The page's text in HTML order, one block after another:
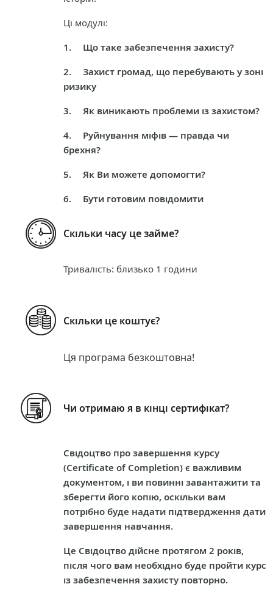
Ці модулі:
1.
Що таке забезпечення захисту?
2.
Захист громад, що перебувають у зоні
ризику
3.
Як виникають проблеми із захистом?
4.
Руйнування міфів — правда чи
брехня?
5.
Як Ви можете допомогти?
6.
Бути готовим повідомити
Скільки часу це займе?
Тривалість: близько 1 години
Скільки це коштує?
Ця програма безкоштовна!
Чи отримаю я в кінці сертифікат?
Свідоцтво про завершення курсу
(Certificate of Completion) є важливим
документом, і ви повинні завантажити та
зберегти його копію, оскільки вам
потрібно буде надати підтвердження дати
завершення навчання.
Це Свідоцтво дійсне протягом 2 років,
після чого вам необхідно буде пройти курс
із забезпечення захисту повторно.